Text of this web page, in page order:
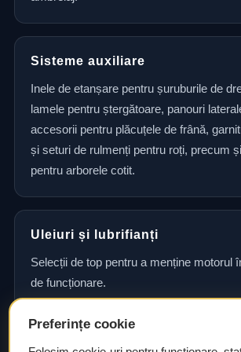
Sisteme auxiliare
Inele de etanșare pentru șuruburile de
lamele pentru ștergătoare, panouri
accesorii pentru plăcuțele de frână,
și seturi de rulmenți pentru roți, precum
pentru arborele cotit.
Uleiuri și lubrifianți
Selecții de top pentru a menține motorul
de funcționare.
Consultanță și asistență
Preferințe cookie